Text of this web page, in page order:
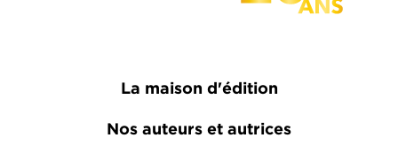
La maison d'édition
Nos auteurs et autrices